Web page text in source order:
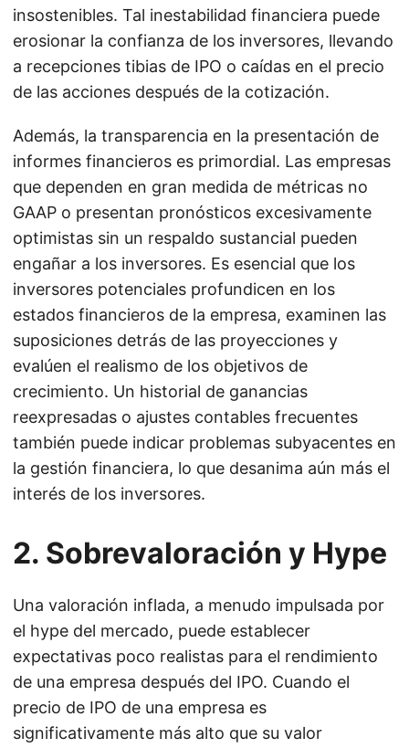
insostenibles. Tal inestabilidad financiera puede
erosionar la confianza de los inversores, llevando
a recepciones tibias de IPO o caídas en el precio
de las acciones después de la cotización.
Además, la transparencia en la presentación de
informes financieros es primordial. Las empresas
que dependen en gran medida de métricas no
GAAP o presentan pronósticos excesivamente
optimistas sin un respaldo sustancial pueden
engañar a los inversores. Es esencial que los
inversores potenciales profundicen en los
estados financieros de la empresa, examinen las
suposiciones detrás de las proyecciones y
evalúen el realismo de los objetivos de
crecimiento. Un historial de ganancias
reexpresadas o ajustes contables frecuentes
también puede indicar problemas subyacentes en
la gestión financiera, lo que desanima aún más el
interés de los inversores.
2. Sobrevaloración y Hype
Una valoración inflada, a menudo impulsada por
el hype del mercado, puede establecer
expectativas poco realistas para el rendimiento
de una empresa después del IPO. Cuando el
precio de IPO de una empresa es
significativamente más alto que su valor